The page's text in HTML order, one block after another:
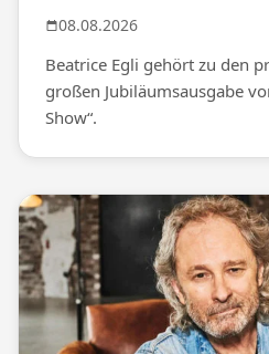
08.08.2026
Beatrice Egli gehört zu den
großen Jubiläumsausgabe
Show“.